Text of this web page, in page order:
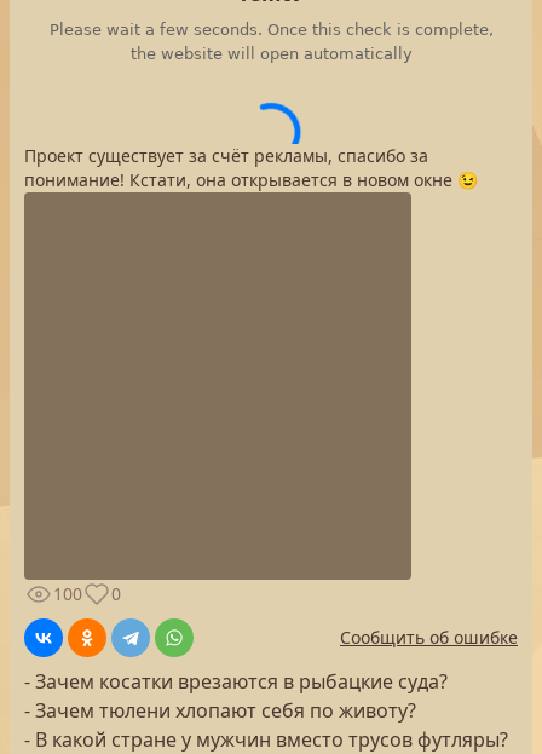
Проект существует за счёт рекламы, спасибо за
понимание! Кстати, она открывается в новом окне 😉
100
0
Сообщить об ошибке
- Зачем косатки врезаются в рыбацкие суда?
- Зачем тюлени хлопают себя по животу?
- В какой стране у мужчин вместо трусов футляры?